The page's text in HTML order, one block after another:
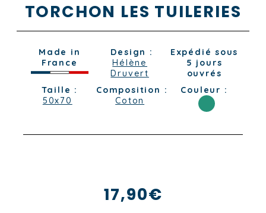
TORCHON LES TUILERIES
Made in
France
Design :
Hélène
Druvert
Expédié sous
5 jours
ouvrés
Taille :
50x70
Composition :
Coton
Couleur :
17,90€